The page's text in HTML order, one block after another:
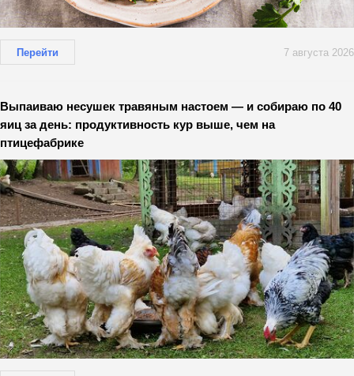
Перейти 7 августа 2026
Выпаиваю несушек травяным настоем — и собираю по 40
яиц за день: продуктивность кур выше, чем на
птицефабрике